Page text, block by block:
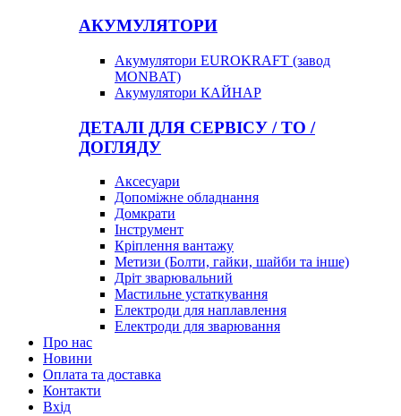
АКУМУЛЯТОРИ
Акумулятори EUROKRAFT (завод
MONBAT)
Акумулятори КАЙНАР
ДЕТАЛІ ДЛЯ СЕРВІСУ / ТО /
ДОГЛЯДУ
Аксесуари
Допоміжне обладнання
Домкрати
Інструмент
Кріплення вантажу
Метизи (Болти, гайки, шайби та інше)
Дріт зварювальний
Мастильне устаткування
Електроди для наплавлення
Електроди для зварювання
Про нас
Новини
Оплата та доставка
Контакти
Вхiд